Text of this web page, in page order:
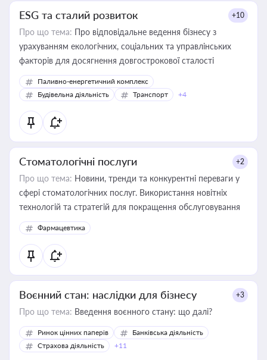
ESG та сталий розвиток +10
Про що тема: Про відповідальне ведення бізнесу з
урахуванням екологічних, соціальних та управлінських
факторів для досягнення довгострокової сталості
Паливно-енергетичний комплекс
Будівельна діяльність
Транспорт +4
Стоматологічні послуги +2
Про що тема: Новини, тренди та конкурентні переваги у
сфері стоматологічних послуг. Використання новітніх
технологій та стратегій для покращення обслуговування
Фармацевтика
Воєнний стан: наслідки для бізнесу +3
Про що тема: Введення воєнного стану: що далі?
Ринок цінних паперів
Банківська діяльність
Страхова діяльність
+11